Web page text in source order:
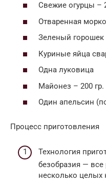
Свежие огурцы –
Отваренная
Зеленый горошек
Куриные яйца
Одна луковица
Майонез – 200 гр.
Один апельсин
Процесс приготовления
Технология
безобразия — все
несколько целых